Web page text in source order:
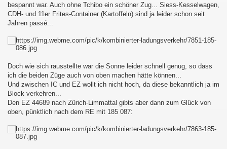
bespannt war. Auch ohne Tchibo ein schöner Zug... Siess-Kesselwagen,
CDH- und 11er Frites-Container (Kartoffeln) sind ja leider schon seit
Jahren passé...
Doch wie sich rausstellte war die Sonne leider schnell genug, so dass
ich die beiden Züge auch von oben machen hätte können...
Und zwischen IC und EZ wollt ich nicht hoch, da diese bekanntlich ja im
Block verkehren...
Den EZ 44689 nach Zürich-Limmattal gibts aber dann zum Glück von
oben, pünktlich nach dem RE mit 185 087:
- Děčín und zurück
Niebüll